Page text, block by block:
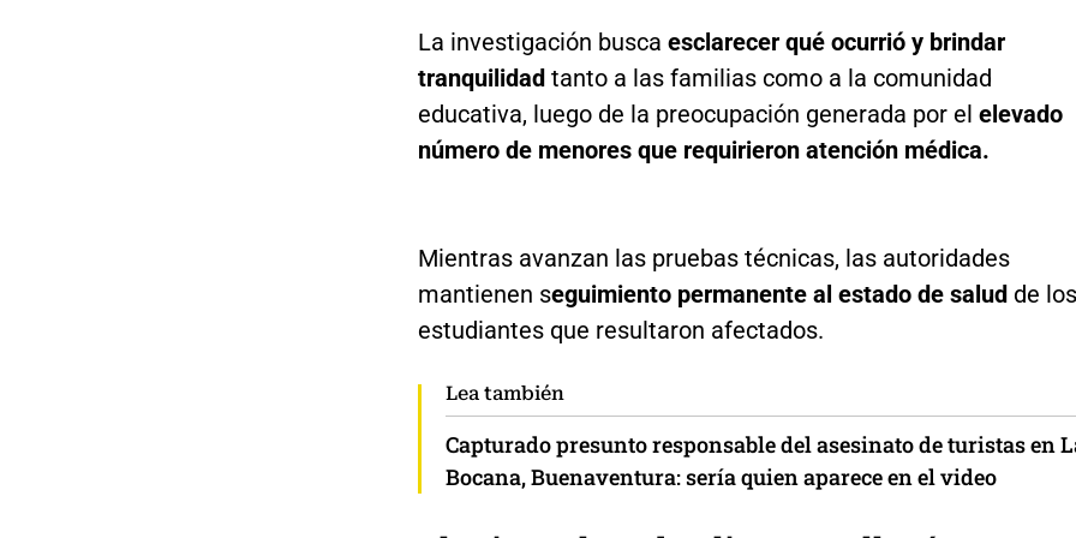
La investigación busca esclarecer qué ocurrió y brindar
tranquilidadtanto a las familias como a la comunidad
educativa, luego de la preocupación generada por el elevado
número de menores que requirieron atención médica.
Mientras avanzan las pruebas técnicas, las autoridades
mantienen seguimiento permanente al estado de saludde los
estudiantes que resultaron afectados.
Lea también
Capturado presunto responsable del asesinato de turistas en
Bocana, Buenaventura: sería quien aparece en el video